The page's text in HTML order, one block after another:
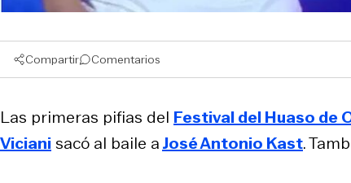
Compartir Comentarios
Las primeras pifias del Festival del Huaso de
Vicianisacó al baile aJosé Antonio Kast.